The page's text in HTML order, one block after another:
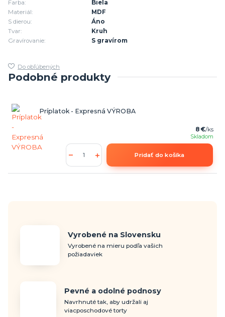
Farba:
Biela
Materiál:
MDF
S dierou:
Áno
Tvar:
Kruh
Gravírovanie:
S gravírom
Do obľúbených
Podobné produkty
Príplatok - Expresná VÝROBA
8 €/ks
Skladom
Pridať do košíka
Vyrobené na Slovensku
Vyrobené na mieru podľa vašich
požiadaviek
Pevné a odolné podnosy
Navrhnuté tak, aby udržali aj
viacposchodové torty